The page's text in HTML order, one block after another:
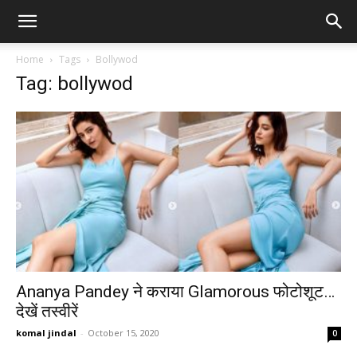
Home Tags Bollywod
Tag: bollywod
Ananya Pandey ने कराया Glamorous फोटोशूट…
देखें तस्वीरें
komal jindal - October 15, 2020 0